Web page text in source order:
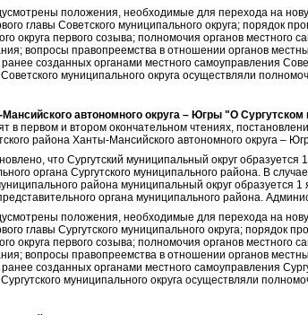
положения, необходимые для перехода на
главы Советского муниципального округа; порядок
округа первого созыва; полномочия органов местного
вопросы правопреемства в отношении органов
созданных органами местного самоуправления
муниципального округа осуществляли
автономного округа – Югры "О
в первом и втором окончательном чтениях,
района Ханты-Мансийского автономного округа –
что Сургутский муниципальный округ
органа Сургутского муниципального района. В
района муниципальный округ
органа муниципального района.
положения, необходимые для перехода на
главы Сургутского муниципального округа; порядок
округа первого созыва; полномочия органов местного
вопросы правопреемства в отношении органов
созданных органами местного самоуправления
муниципального округа осуществляли